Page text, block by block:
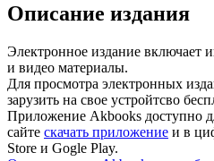
Описание издания
Электронное издание включает
и видео материалы.
Для просмотра электронных
зарузить на свое устройтсво
Приложение Akbooks доступно
сайте скачать приложение и в
Store и Gogle Play.